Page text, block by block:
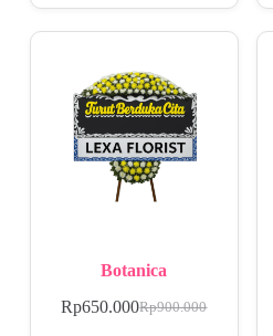
Botanica
Rp900.000
Rp650.000